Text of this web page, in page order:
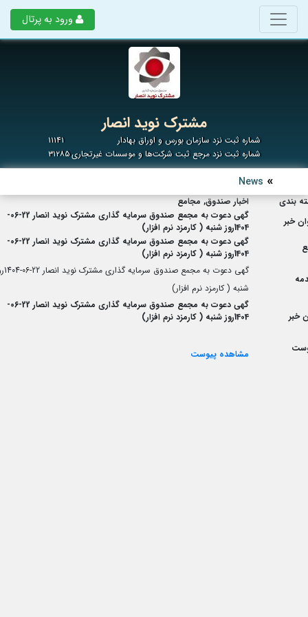
ورود به پرتال
مشترک نوید انصار
شماره ثبت نزد سازمان بورس و اوراق بهادار
۱۱۱۴۱
شماره ثبت نزد مرجع ثبت شرکت‌ها و موسسات غیرتجاری۳۱۲۸۵
News
بندی
اخبار صندوق, مجامع
خبر
گهی دعوت به مجمع صندوق سرمایه گذاری مشترک نوید انصار 22-06-
1404روز شنبه ( کارمزد نرم افزار)
گهی دعوت به مجمع صندوق سرمایه گذاری مشترک نوید انصار 22-06-
1404روز شنبه ( کارمزد نرم افزار)
گهی دعوت به
شنبه ( کارمزد نرم افزار)
خبر
گهی دعوت به مجمع صندوق سرمایه گذاری مشترک نوید انصار 22-06-
1404روز شنبه ( کارمزد نرم افزار)
مشاهده پیوست